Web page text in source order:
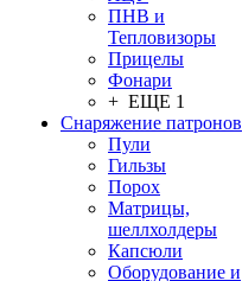
ПНВ и
Тепловизоры
Прицелы
Фонари
+ ЕЩЕ 1
Снаряжение патронов
Пули
Гильзы
Порох
Матрицы,
шеллхолдеры
Капсюли
Оборудование и